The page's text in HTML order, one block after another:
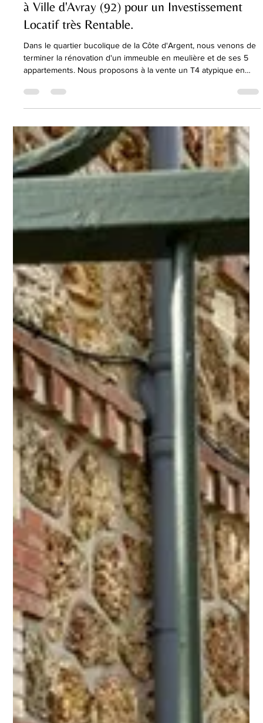
22 avr.
1 min de lecture
Opportunité d'Achat : Bien Immobilier rénové
à Ville d'Avray (92) pour un Investissement
Locatif très Rentable.
Dans le quartier bucolique de la Côte d'Argent, nous venons de
terminer la rénovation d'un immeuble en meulière et de ses 5
appartements. Nous proposons à la vente un T4 atypique en
souplex : pièce de vie et cuisine en rez-de-chaussée, trois
chambres avec fenêtre, salle de bains et wc au (- 1). Les atouts
grand dégagement au (-1) permettant l'aménagement d'